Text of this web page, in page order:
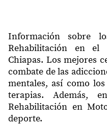
Información sobre
Rehabilitación en el
Chiapas. Los mejores
combate de las
mentales, así como
terapias. Además,
Rehabilitación en
deporte.